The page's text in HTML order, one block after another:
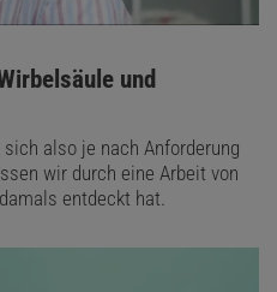
und
also je nach Anforderung
wir durch eine Arbeit von
entdeckt hat.